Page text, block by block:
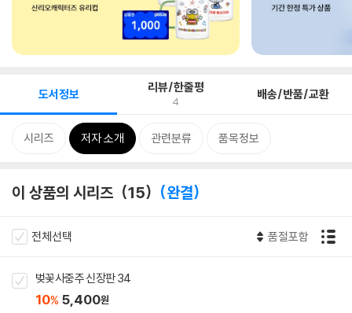
도서정보 리뷰/한줄평
4 배송/반품/교환
시리즈 저자 소개 관련분류 품목정보
이 상품의 시리즈 15 완결
전체선택 품절포함
벚꽃사중주 신장판 34
10% 5,400원